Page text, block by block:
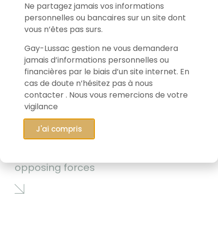
12/05/2026
opposing forces
Ne partagez jamais vos informations
personnelles ou bancaires sur un site dont
vous n’êtes pas surs.
Gay-Lussac gestion ne vous demandera
jamais d’informations personnelles ou
financières par le biais d’un site internet. En
cas de doute n’hésitez pas à nous
contacter . Nous vous remercions de votre
vigilance
J'ai compris